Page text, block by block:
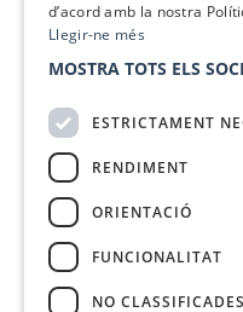
d’acord amb la nostra
Llegir-ne més
MOSTRA TOTS ELS
ESTRICTAMENT
RENDIMENT
ORIENTACIÓ
FUNCIONALITAT
NO CLASSIFICADES